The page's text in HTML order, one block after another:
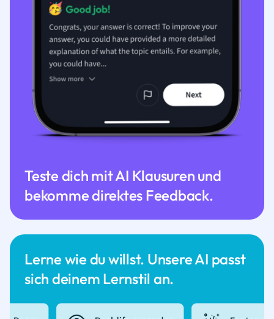
Lerne wie du willst. Unsere AI passt
sich deinem Lernstil an.
Teste dich mit AI Klausuren und
bekomme direktes Feedback.